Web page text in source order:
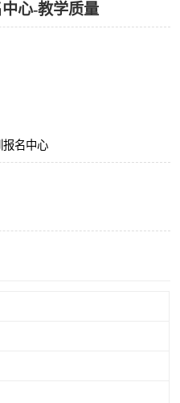
心-教学质量
报名中心